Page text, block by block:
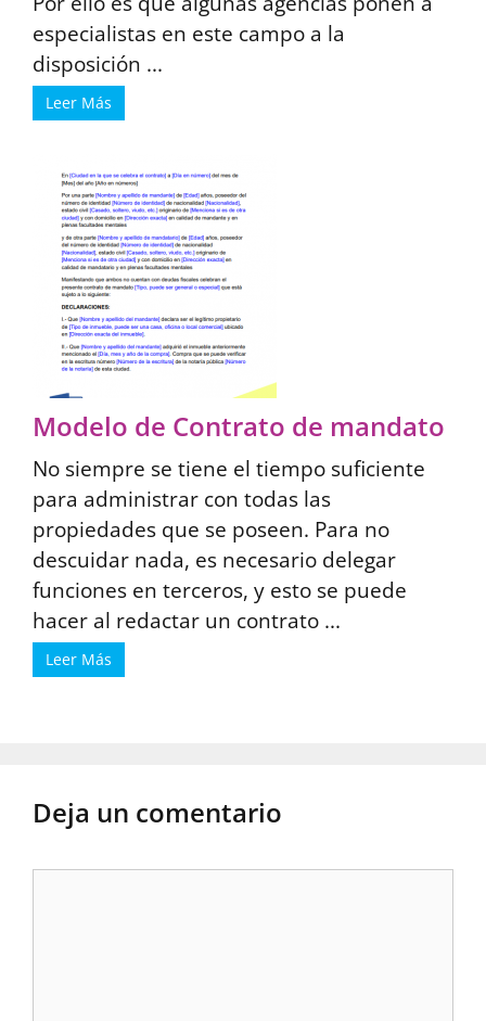
especialistas en este campo a la
disposición ...
Leer Más
Modelo de Contrato de mandato
No siempre se tiene el tiempo suficiente
para administrar con todas las
propiedades que se poseen. Para no
descuidar nada, es necesario delegar
funciones en terceros, y esto se puede
hacer al redactar un contrato ...
Leer Más
Deja un comentario